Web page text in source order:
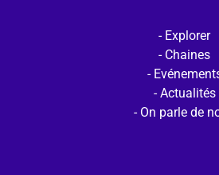
Explorer
Chaines
Actualités
On parle de